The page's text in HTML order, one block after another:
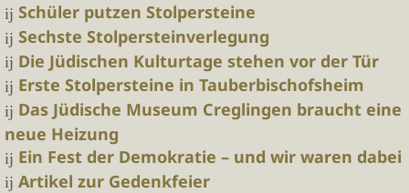
Schüler putzen Stolpersteine
Sechste Stolpersteinverlegung
Die Jüdischen Kulturtage stehen vor der Tür
Erste Stolpersteine in Tauberbischofsheim
Das Jüdische Museum Creglingen braucht eine
neue Heizung
Ein Fest der Demokratie – und wir waren dabei
Artikel zur Gedenkfeier